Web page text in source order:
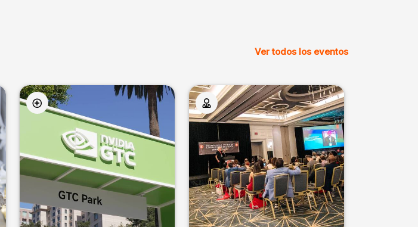
Ver todos los eventos